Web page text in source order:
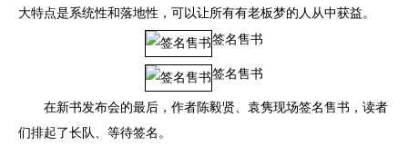
大特点是系统性和落地性，可以让所有有老板梦的人从中获益。
签名售书
签名售书
在新书发布会的最后，作者陈毅贤、袁隽现场签名售书，读者
们排起了长队、等待签名。